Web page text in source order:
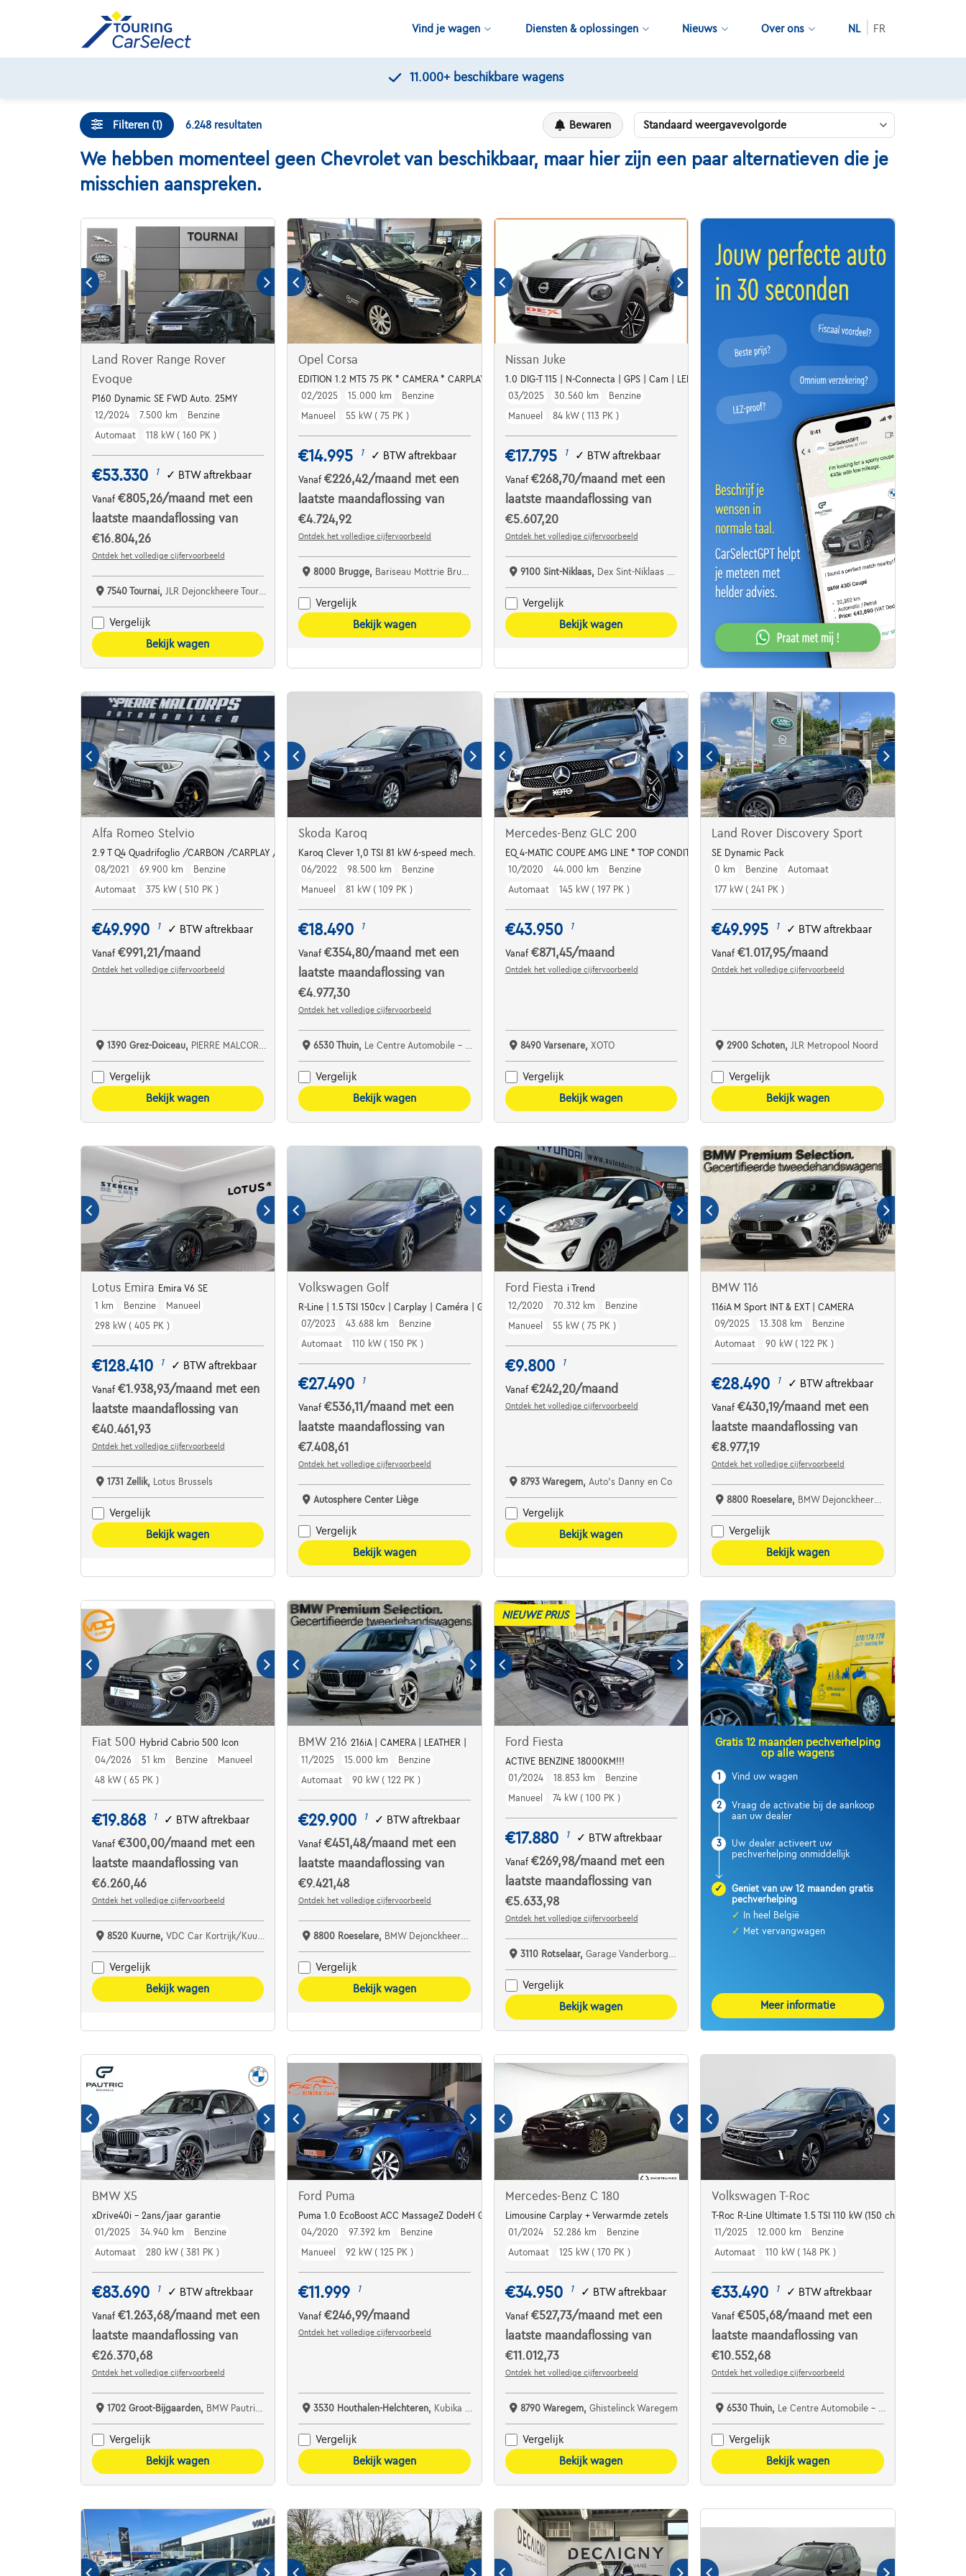
Vind je wagen Diensten & oplossingen Nieuws Over ons NL FR
11.000+beschikbare wagens
Filteren (1) 6.248 resultaten Bewaren
We hebben momenteel geen Chevrolet van beschikbaar, maar hier zijn een paar alternatieven die je
misschien aanspreken.
Land Rover Range Rover
Evoque
P160 Dynamic SE FWD Auto. 25MY
12/2024
7.500 km
Benzine
Automaat
118 kW ( 160 PK )
€53.330 1 ✓ BTW aftrekbaar
Vanaf €805,26/maand met een
laatste maandaflossing van
€16.804,26
Ontdek het volledige cijfervoorbeeld
7540 Tournai, JLR Dejonckheere Tournai
Vergelijk
Bekijk wagen
Opel Corsa
EDITION 1.2 MT5 75 PK * CAMERA * CARPLAY * DIGITAL
02/2025
15.000 km
Benzine
Manueel
55 kW ( 75 PK )
€14.995 1 ✓ BTW aftrekbaar
Vanaf€226,42/maand met een
laatste maandaflossing van
€4.724,92
Ontdek het volledige cijfervoorbeeld
8000 Brugge, Bariseau Mottrie Brugge
Vergelijk
Bekijk wagen
Nissan Juke
1.0 DIG-T 115 | N-Connecta | GPS | Cam | LED | ALU17
03/2025
30.560 km
Benzine
Manueel
84 kW ( 113 PK )
€17.795 1 ✓ BTW aftrekbaar
Vanaf €268,70/maand met een
laatste maandaflossing van
€5.607,20
Ontdek het volledige cijfervoorbeeld
9100 Sint-Niklaas, Dex Sint-Niklaas De Autospecialist bv
Vergelijk
Bekijk wagen
Alfa Romeo Stelvio
2.9 T Q4 Quadrifoglio /CARBON /CARPLAY /PANO / ACC
08/2021
69.900 km
Benzine
Automaat
375 kW ( 510 PK )
€49.990 1 ✓ BTW aftrekbaar
Vanaf €991,21 /maand
Ontdek het volledige cijfervoorbeeld
1390 Grez-Doiceau, PIERRE MALCORPS AUTOMOBILES SRL
Vergelijk
Bekijk wagen
Skoda Karoq
Karoq Clever 1,0 TSI 81 kW 6-speed mech.
06/2022
98.500 km
Benzine
Manueel
81 kW ( 109 PK )
€18.490 1
Vanaf€354,80/maand met een
laatste maandaflossing van
€4.977,30
Ontdek het volledige cijfervoorbeeld
6530 Thuin, Le Centre Automobile - Garage Detournay
Vergelijk
Bekijk wagen
Mercedes-Benz GLC 200
EQ 4-MATIC COUPE AMG LINE * TOP CONDITION / 1HD. *
10/2020
44.000 km
Benzine
Automaat
145 kW ( 197 PK )
€43.950 1
Vanaf €871,45/maand
Ontdek het volledige cijfervoorbeeld
8490 Varsenare, XOTO
Vergelijk
Bekijk wagen
Land Rover Discovery Sport
SE Dynamic Pack
0 km
Benzine
Automaat
177 kW ( 241 PK )
€49.995 1 ✓ BTW aftrekbaar
Vanaf€1.017,95/maand
Ontdek het volledige cijfervoorbeeld
2900 Schoten, JLR Metropool Noord
Vergelijk
Bekijk wagen
Lotus Emira Emira V6 SE
1 km
Benzine
Manueel
298 kW ( 405 PK )
€128.410 1 ✓ BTW aftrekbaar
Vanaf €1.938,93/maand met een
laatste maandaflossing van
€40.461,93
Ontdek het volledige cijfervoorbeeld
1731 Zellik, Lotus Brussels
Vergelijk
Bekijk wagen
Volkswagen Golf
R-Line | 1.5 TSI 150cv | Carplay | Caméra | GPS | Led Matrix
07/2023
43.688 km
Benzine
Automaat
110 kW ( 150 PK )
€27.490 1
Vanaf€536,11 /maand met een
laatste maandaflossing van
€7.408,61
Ontdek het volledige cijfervoorbeeld
Autosphere Center Liège
Vergelijk
Bekijk wagen
Ford Fiesta i Trend
12/2020
70.312 km
Benzine
Manueel
55 kW ( 75 PK )
€9.800 1
Vanaf €242,20/maand
Ontdek het volledige cijfervoorbeeld
8793 Waregem, Auto's Danny en Co
Vergelijk
Bekijk wagen
BMW 116
116iA M Sport INT & EXT | CAMERA
09/2025
13.308 km
Benzine
Automaat
90 kW ( 122 PK )
€28.490 1 ✓ BTW aftrekbaar
Vanaf€430,19/maand met een
laatste maandaflossing van
€8.977,19
Ontdek het volledige cijfervoorbeeld
8800 Roeselare, BMW Dejonckheere Roeselare
Vergelijk
Bekijk wagen
Fiat 500 Hybrid Cabrio 500 Icon
04/2026
51 km Benzine
Manueel
48 kW ( 65 PK )
€19.868 1 ✓ BTW aftrekbaar
Vanaf €300,00/maand met een
laatste maandaflossing van
€6.260,46
Ontdek het volledige cijfervoorbeeld
8520 Kuurne, VDC Car Kortrijk/Kuurne
Vergelijk
Bekijk wagen
BMW 216216iA | CAMERA | LEATHER |
11/2025
15.000 km
Benzine
Automaat
90 kW ( 122 PK )
€29.900 1 ✓ BTW aftrekbaar
Vanaf€451,48/maand met een
laatste maandaflossing van
€9.421,48
Ontdek het volledige cijfervoorbeeld
8800 Roeselare, BMW Dejonckheere Roeselare
Vergelijk
Bekijk wagen
NIEUWE PRIJS
Ford Fiesta
ACTIVE BENZINE 18000KM!!!
01/2024
18.853 km
Benzine
Manueel
74 kW ( 100 PK )
€17.880 1 ✓ BTW aftrekbaar
Vanaf €269,98/maand met een
laatste maandaflossing van
€5.633,98
Ontdek het volledige cijfervoorbeeld
3110 Rotselaar, Garage Vanderborght Rotselaar
Vergelijk
Bekijk wagen
Gratis 12 maanden pechverhelping
op alle wagens
1 Vind uw wagen
2
Vraag de activatie bij de aankoop
aan uw dealer
3
Uw dealer activeert uw
pechverhelping onmiddellijk
✓
Geniet van uw 12 maanden gratis
pechverhelping
✓
In heel België
✓ Met vervangwagen
Meer informatie
BMW X5
xDrive40i - 2ans/jaar garantie
01/2025
34.940 km
Benzine
Automaat
280 kW ( 381 PK )
€83.690 1 ✓ BTW aftrekbaar
Vanaf €1.263,68/maand met een
laatste maandaflossing van
€26.370,68
Ontdek het volledige cijfervoorbeeld
1702 Groot-Bijgaarden, BMW Pautric Groot Bijgaarden
Vergelijk
Bekijk wagen
Ford Puma
Puma 1.0 EcoBoost ACC MassageZ DodeH Garantie*
04/2020
97.392 km
Benzine
Manueel
92 kW ( 125 PK )
€11.999 1
Vanaf€246,99/maand
Ontdek het volledige cijfervoorbeeld
3530 Houthalen-Helchteren, Kubika Cars
Vergelijk
Bekijk wagen
Mercedes-Benz C 180
Limousine Carplay + Verwarmde zetels
01/2024
52.286 km
Benzine
Automaat
125 kW ( 170 PK )
€34.950 1 ✓ BTW aftrekbaar
Vanaf €527,73/maand met een
laatste maandaflossing van
€11.012,73
Ontdek het volledige cijfervoorbeeld
8790 Waregem, Ghistelinck Waregem
Vergelijk
Bekijk wagen
Volkswagen T-Roc
T-Roc R-Line Ultimate 1.5 TSI 110 kW (150 ch) 7 vitesses DSG
11/2025
12.000 km
Benzine
Automaat
110 kW ( 148 PK )
€33.490 1 ✓ BTW aftrekbaar
Vanaf€505,68/maand met een
laatste maandaflossing van
€10.552,68
Ontdek het volledige cijfervoorbeeld
6530 Thuin, Le Centre Automobile - Garage Detournay
Vergelijk
Bekijk wagen